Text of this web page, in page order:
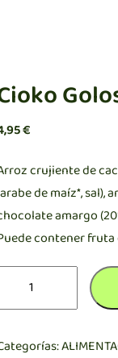
€
crujiente de
de maíz*, sal),
amargo
contener fruta